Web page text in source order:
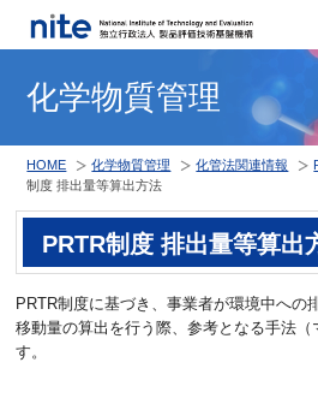
化学物質管理
HOME 化学物質管理 化管法関連情報
制度 排出量等算出方法
PRTR制度 排出量等算出
PRTR制度に基づき、事業者が環境中への
移動量の算出を行う際、参考となる手法（
す。